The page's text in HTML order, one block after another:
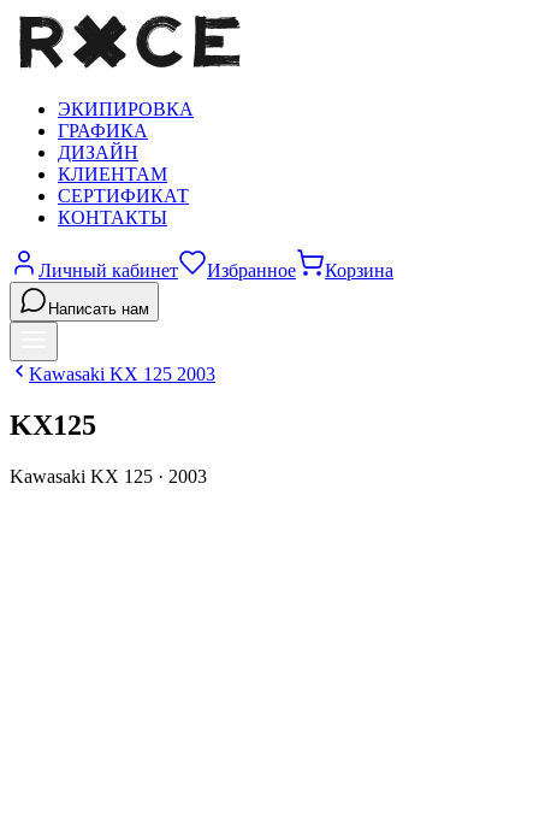
ЭКИПИРОВКА
ГРАФИКА
ДИЗАЙН
КЛИЕНТАМ
СЕРТИФИКАТ
КОНТАКТЫ
Личный кабинет Избранное Корзина
Написать нам
Kawasaki KX 125 2003
KX125
Kawasaki KX 125 · 2003